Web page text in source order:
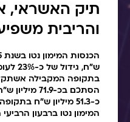
תיק האשראי,
והריבית
כ-51.3 מיליון ש"ח
המימון נטו ברבעון הרביעי הסתכמו